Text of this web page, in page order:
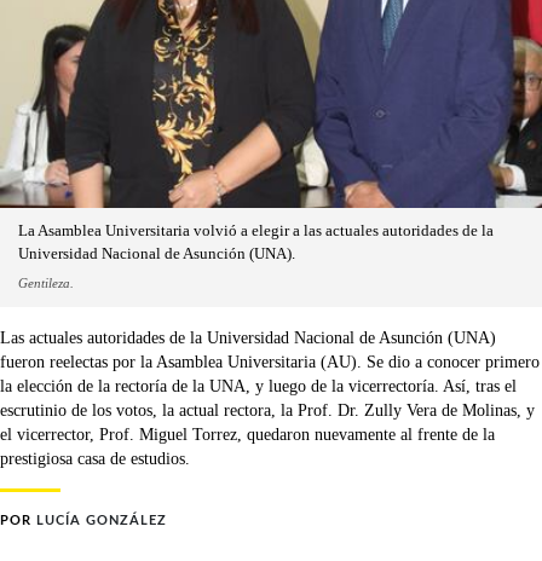
La Asamblea Universitaria volvió a elegir a las actuales autoridades de la
Universidad Nacional de Asunción (UNA).
Gentileza.
Las actuales autoridades de la Universidad Nacional de Asunción (UNA)
fueron reelectas por la Asamblea Universitaria (AU). Se dio a conocer primero
la elección de la rectoría de la UNA, y luego de la vicerrectoría. Así, tras el
escrutinio de los votos, la actual rectora, la Prof. Dr. Zully Vera de Molinas, y
el vicerrector, Prof. Miguel Torrez, quedaron nuevamente al frente de la
prestigiosa casa de estudios.
POR LUCÍA GONZÁLEZ